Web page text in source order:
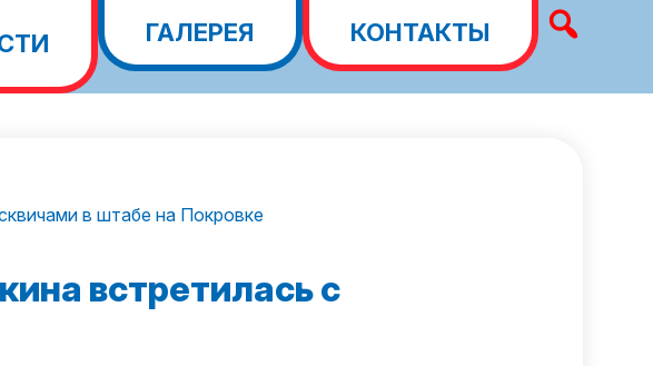
ГАЛЕРЕЯ КОНТАКТЫ
в штабе на Покровке
встретилась с